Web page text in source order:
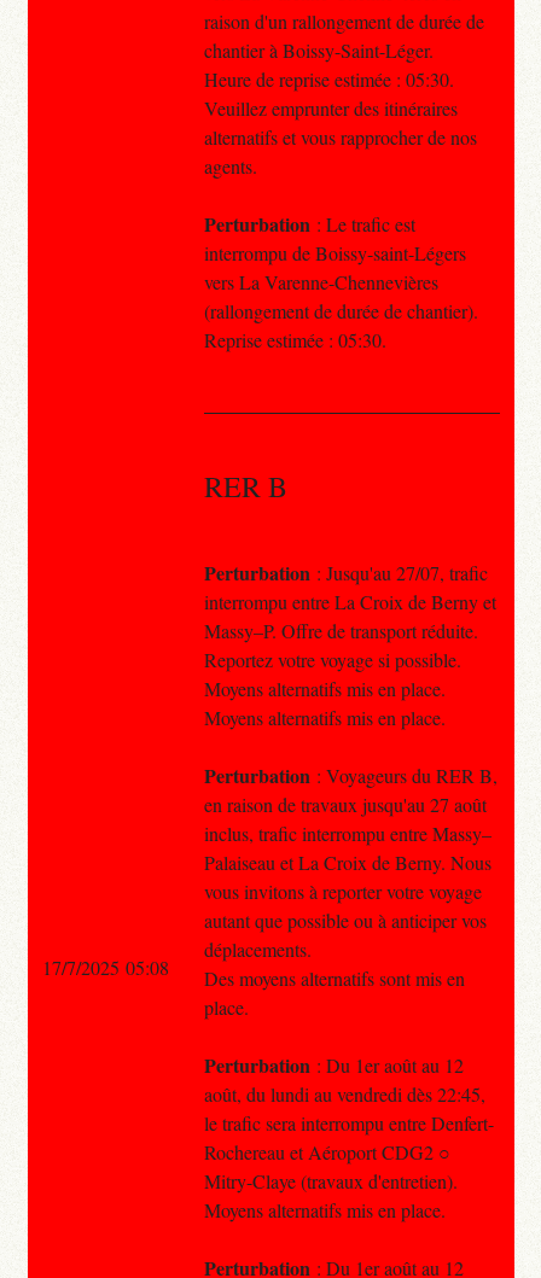
raison d'un rallongement de durée de
chantier à Boissy-Saint-Léger.
Heure de reprise estimée : 05:30.
Veuillez emprunter des itinéraires
alternatifs et vous rapprocher de nos
agents.
Perturbation : Le trafic est
interrompu de Boissy-saint-Légers
vers La Varenne-Chennevières
(rallongement de durée de chantier).
Reprise estimée : 05:30.
RER B
Perturbation : Jusqu'au 27/07, trafic
interrompu entre La Croix de Berny et
Massy–P. Offre de transport réduite.
Reportez votre voyage si possible.
Moyens alternatifs mis en place.
Moyens alternatifs mis en place.
Perturbation : Voyageurs du RER B,
en raison de travaux jusqu'au 27 août
inclus, trafic interrompu entre Massy–
Palaiseau et La Croix de Berny. Nous
vous invitons à reporter votre voyage
autant que possible ou à anticiper vos
déplacements.
Des moyens alternatifs sont mis en
place.
Perturbation : Du 1er août au 12
août, du lundi au vendredi dès 22:45,
le trafic sera interrompu entre Denfert-
Rochereau et Aéroport CDG2 ○
Mitry-Claye (travaux d'entretien).
Moyens alternatifs mis en place.
Perturbation : Du 1er août au 12
17/7/2025 05:08